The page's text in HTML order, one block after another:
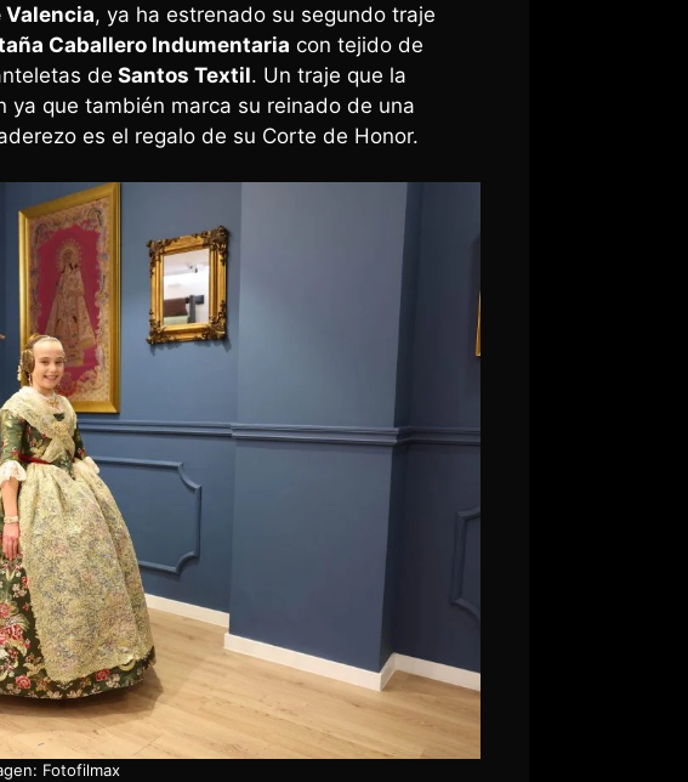
Valencia, ya ha estrenado su segundo traje
Caballero Indumentaria con tejido de
de Santos Textil. Un traje que la
ya que también marca su reinado de una
es el regalo de su Corte de Honor.
Fotofilmax